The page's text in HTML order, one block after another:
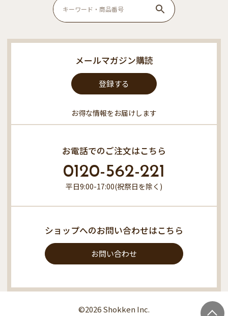
メールマガジン購読
登録する
お得な情報をお届けします
お電話でのご注文はこちら
0120-562-221
平日9:00-17:00(祝祭日を除く)
ショップへのお問い合わせはこちら
お問い合わせ
©2026 Shokken Inc.